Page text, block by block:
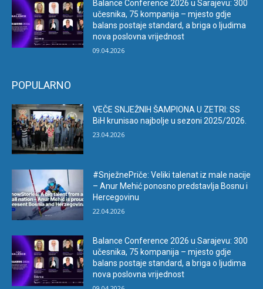
Balance Conference 2026 u Sarajevu: 300
učesnika, 75 kompanija – mjesto gdje
balans postaje standard, a briga o ljudima
nova poslovna vrijednost
09.04.2026
POPULARNO
VEČE SNJEŽNIH ŠAMPIONA U ZETRI: SS
BiH krunisao najbolje u sezoni 2025/2026.
23.04.2026
#SnježnePriče: Veliki talenat iz male nacije
– Anur Mehić ponosno predstavlja Bosnu i
Hercegovinu
22.04.2026
Balance Conference 2026 u Sarajevu: 300
učesnika, 75 kompanija – mjesto gdje
balans postaje standard, a briga o ljudima
nova poslovna vrijednost